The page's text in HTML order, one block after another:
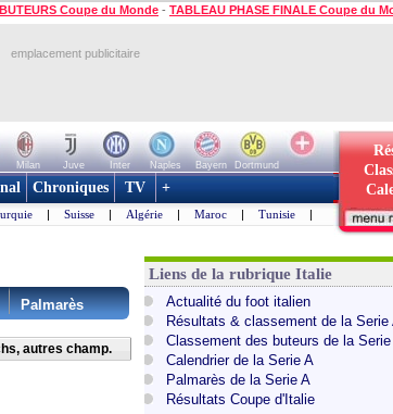
Coupe du Monde - TABLEAU PHASE FINALE Coupe du
emplacement publicitaire
Milan Juve Inter Naples Bayern
Dortmund
Chroniques TV +
| Suisse | Algérie | Maroc | Tunisie |
Palmarès
autres champ.
Liens de la rubrique Italie
Actualité du foot italien
Résultats & classement de la Serie
Classement des buteurs de la Serie
Calendrier de la Serie A
Palmarès de la Serie A
Résultats Coupe d'Italie